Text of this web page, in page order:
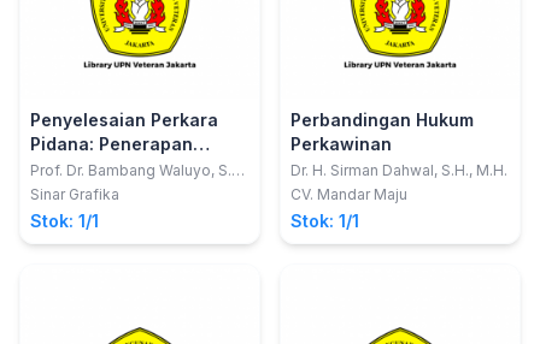
Penyelesaian Perkara
Pidana: Penerapan
Keadilan Restoratif dan
Transformatif
Prof. Dr. Bambang Waluyo, S.H.,
M.H
Sinar Grafika
Stok: 1/1
Perbandingan Hukum
Perkawinan
Dr. H. Sirman Dahwal, S.H., M.H.
CV. Mandar Maju
Stok: 1/1